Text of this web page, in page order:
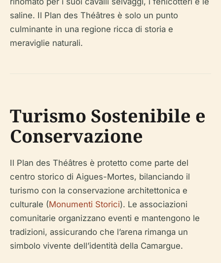
saline. Il Plan des Théâtres è solo un punto
culminante in una regione ricca di storia e
meraviglie naturali.
Turismo Sostenibile e
Conservazione
Il Plan des Théâtres è protetto come parte del
centro storico di Aigues-Mortes, bilanciando il
turismo con la conservazione architettonica e
culturale (Monumenti Storici). Le associazioni
comunitarie organizzano eventi e mantengono le
tradizioni, assicurando che l’arena rimanga un
simbolo vivente dell’identità della Camargue.